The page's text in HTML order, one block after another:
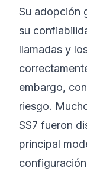
Su adopción
su
llamadas y
embargo,
riesgo.
SS7 fueron
principal